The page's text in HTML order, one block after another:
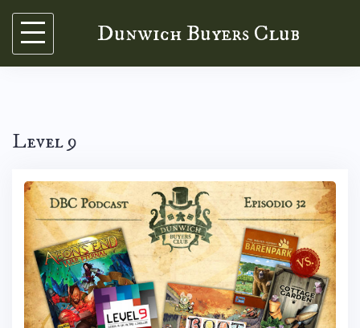
Skip
content
Dunwich Buyers Club
Level 9